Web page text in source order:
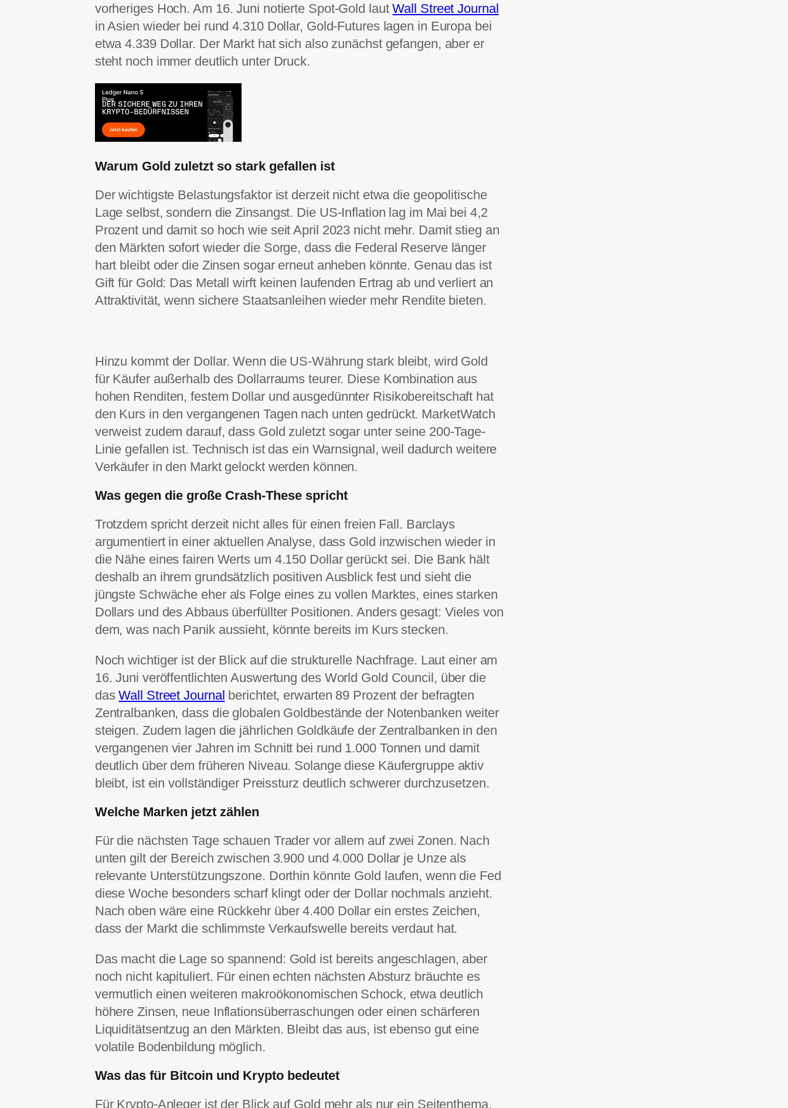
vorheriges Hoch. Am 16. Juni notierte Spot-Gold lautWall Street Journal
in Asien wieder bei rund 4.310 Dollar, Gold-Futures lagen in Europa bei
etwa 4.339 Dollar. Der Markt hat sich also zunächst gefangen, aber er
steht noch immer deutlich unter Druck.
Warum Gold zuletzt so stark gefallen ist
Der wichtigste Belastungsfaktor ist derzeit nicht etwa die geopolitische
Lage selbst, sondern die Zinsangst. Die US-Inflation lag im Mai bei 4,2
Prozent und damit so hoch wie seit April 2023 nicht mehr. Damit stieg an
den Märkten sofort wieder die Sorge, dass die Federal Reserve länger
hart bleibt oder die Zinsen sogar erneut anheben könnte. Genau das ist
Gift für Gold: Das Metall wirft keinen laufenden Ertrag ab und verliert an
Attraktivität, wenn sichere Staatsanleihen wieder mehr Rendite bieten.
Hinzu kommt der Dollar. Wenn die US-Währung stark bleibt, wird Gold
für Käufer außerhalb des Dollarraums teurer. Diese Kombination aus
hohen Renditen, festem Dollar und ausgedünnter Risikobereitschaft hat
den Kurs in den vergangenen Tagen nach unten gedrückt. MarketWatch
verweist zudem darauf, dass Gold zuletzt sogar unter seine 200-Tage-
Linie gefallen ist. Technisch ist das ein Warnsignal, weil dadurch weitere
Verkäufer in den Markt gelockt werden können.
Was gegen die große Crash-These spricht
Trotzdem spricht derzeit nicht alles für einen freien Fall. Barclays
argumentiert in einer aktuellen Analyse, dass Gold inzwischen wieder in
die Nähe eines fairen Werts um 4.150 Dollar gerückt sei. Die Bank hält
deshalb an ihrem grundsätzlich positiven Ausblick fest und sieht die
jüngste Schwäche eher als Folge eines zu vollen Marktes, eines starken
Dollars und des Abbaus überfüllter Positionen. Anders gesagt: Vieles von
dem, was nach Panik aussieht, könnte bereits im Kurs stecken.
Noch wichtiger ist der Blick auf die strukturelle Nachfrage. Laut einer am
16. Juni veröffentlichten Auswertung des World Gold Council, über die
dasWall Street Journal berichtet, erwarten 89 Prozent der befragten
Zentralbanken, dass die globalen Goldbestände der Notenbanken weiter
steigen. Zudem lagen die jährlichen Goldkäufe der Zentralbanken in den
vergangenen vier Jahren im Schnitt bei rund 1.000 Tonnen und damit
deutlich über dem früheren Niveau. Solange diese Käufergruppe aktiv
bleibt, ist ein vollständiger Preissturz deutlich schwerer durchzusetzen.
Welche Marken jetzt zählen
Für die nächsten Tage schauen Trader vor allem auf zwei Zonen. Nach
unten gilt der Bereich zwischen 3.900 und 4.000 Dollar je Unze als
relevante Unterstützungszone. Dorthin könnte Gold laufen, wenn die Fed
diese Woche besonders scharf klingt oder der Dollar nochmals anzieht.
Nach oben wäre eine Rückkehr über 4.400 Dollar ein erstes Zeichen,
dass der Markt die schlimmste Verkaufswelle bereits verdaut hat.
Das macht die Lage so spannend: Gold ist bereits angeschlagen, aber
noch nicht kapituliert. Für einen echten nächsten Absturz bräuchte es
vermutlich einen weiteren makroökonomischen Schock, etwa deutlich
höhere Zinsen, neue Inflationsüberraschungen oder einen schärferen
Liquiditätsentzug an den Märkten. Bleibt das aus, ist ebenso gut eine
volatile Bodenbildung möglich.
Was das für Bitcoin und Krypto bedeutet
Für Krypto-Anleger ist der Blick auf Gold mehr als nur ein Seitenthema.